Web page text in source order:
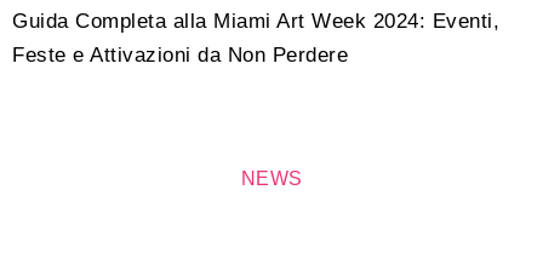
Guida Completa alla Miami Art Week 2024: Eventi,
Feste e Attivazioni da Non Perdere
NEWS